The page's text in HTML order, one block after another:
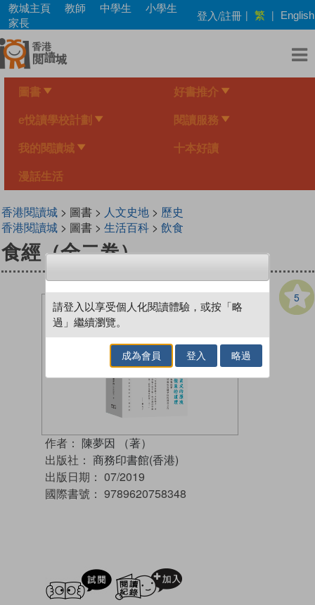
Skip
main
content
教城主頁 教師 中學生
小學生
家長
登入/註冊 | 繁 | English
圖書 好書推介
e悅讀學校計劃 閱讀服務
我的閱讀城 十本好讀
漫話生活
香港閱讀城> 圖書 > 人文史地> 歷史
香港閱讀城> 圖書 > 生活百科> 飲食
食經（全二卷）
5
作者： 陳夢因 （著）
出版社： 商務印書館(香港)
出版日期： 07/2019
國際書號： 9789620758348
試閲
請登入以享受個人化閱讀體驗，或按「略
過」繼續瀏覽。
成為會員 登入 略過